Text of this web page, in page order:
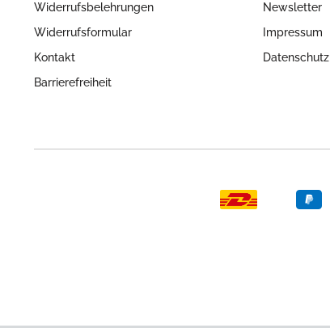
Widerrufsbelehrungen
Widerrufsformular
Kontakt
Barrierefreiheit
Newsletter
Impressum
Datenschutz